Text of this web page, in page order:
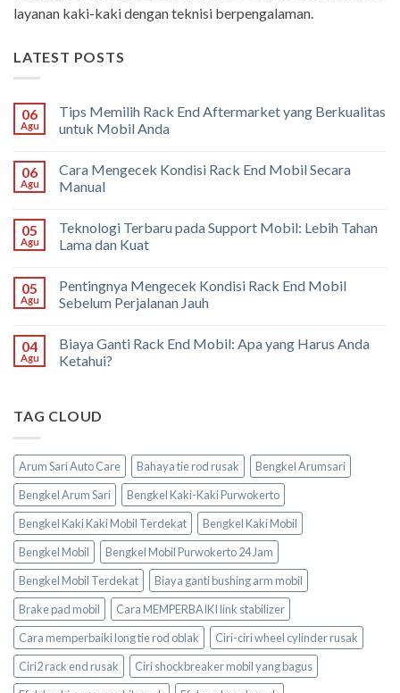
layanan kaki-kaki dengan teknisi berpengalaman.
LATEST POSTS
06
Agu
Tips Memilih Rack End Aftermarket yang Berkualitas
untuk Mobil Anda
06
Agu
Cara Mengecek Kondisi Rack End Mobil Secara
Manual
05
Agu
Teknologi Terbaru pada Support Mobil: Lebih Tahan
Lama dan Kuat
05
Agu
Pentingnya Mengecek Kondisi Rack End Mobil
Sebelum Perjalanan Jauh
04
Agu
Biaya Ganti Rack End Mobil: Apa yang Harus Anda
Ketahui?
TAG CLOUD
Arum Sari Auto Care Bahaya tie rod rusak
Bengkel Arumsari
Bengkel Arum Sari
Bengkel Kaki-Kaki Purwokerto
Bengkel Kaki Kaki Mobil Terdekat
Bengkel Kaki Mobil
Bengkel Mobil
Bengkel Mobil Purwokerto 24 Jam
Bengkel Mobil Terdekat
Biaya ganti bushing arm mobil
Brake pad mobil
Cara MEMPERBAIKI link stabilizer
Cara memperbaiki long tie rod oblak
Ciri-ciri wheel cylinder rusak
Ciri2 rack end rusak
Ciri shockbreaker mobil yang bagus